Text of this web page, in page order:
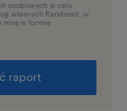
osobowych w celu
własnych Randstad, w
mną w formie